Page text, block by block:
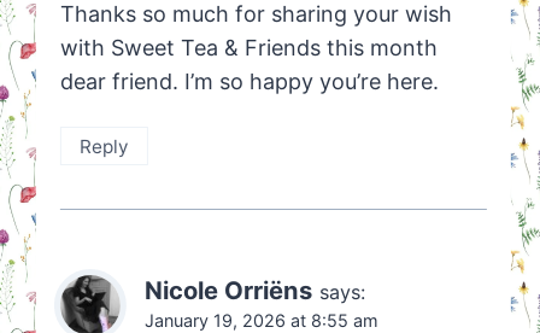
Thanks so much for sharing your wish
with Sweet Tea & Friends this month
dear friend. I’m so happy you’re here.
Reply
Nicole Orriëns says:
January 19, 2026 at 8:55 am